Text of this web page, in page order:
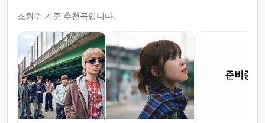
조회수 기준 추천곡입니다.